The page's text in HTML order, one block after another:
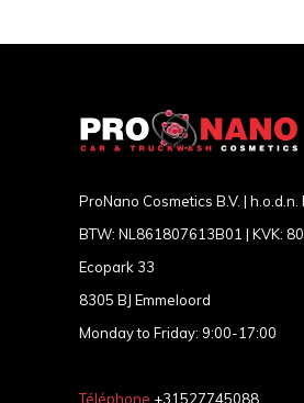
ProNano Cosmetics B.V. | h.o.d.n.
BTW: NL861807613B01 | KVK:
Ecopark 33
8305 BJ Emmeloord
Monday to Friday: 9:00-17:00
Téléphone +31527745088